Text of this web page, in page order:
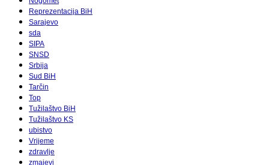
Reprezentacija BiH
Sarajevo
sda
SIPA
SNSD
Srbija
Sud BiH
Tarčin
Top
Tužilaštvo BiH
Tužilaštvo KS
ubistvo
Vrijeme
zdravlje
zmajevi